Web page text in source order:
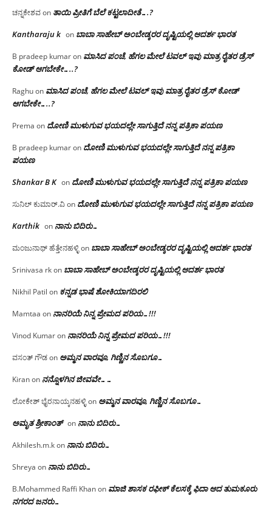
ಚನ್ನಕೇಶವon ತಾಯಿ ಪ್ರೀತಿಗೆ ಬೆಲೆ ಕಟ್ಟಲಾದೀತೆ….?
Kantharaju k on ಬಾಬಾ ಸಾಹೇಬ್ ಅಂಬೇಡ್ಕರರ ದೃಷ್ಟಿಯಲ್ಲಿ ಆದರ್ಶ ಭಾರತ
B pradeep kumaron ಮಾಸಿದ ಪಂಚೆ, ಹೆಗಲ ಮೇಲೆ ಟವಲ್‌ ಇವು ಮಾತ್ರ ರೈತರ ಡ್ರೆಸ್‌
ಕೋಡ್ ಆಗಬೇಕೇ…..?‌
Raghuon ಮಾಸಿದ ಪಂಚೆ, ಹೆಗಲ ಮೇಲೆ ಟವಲ್‌ ಇವು ಮಾತ್ರ ರೈತರ ಡ್ರೆಸ್‌ ಕೋಡ್
ಆಗಬೇಕೇ…..?‌
Prema on ದೋಣಿ ಮುಳುಗುವ ಭಯದಲ್ಲೇ ಸಾಗುತ್ತಿದೆ ನನ್ನ ಪತ್ರಿಕಾ ಪಯಣ
B pradeep kumaron ದೋಣಿ ಮುಳುಗುವ ಭಯದಲ್ಲೇ ಸಾಗುತ್ತಿದೆ ನನ್ನ ಪತ್ರಿಕಾ
ಪಯಣ
Shankar B K on ದೋಣಿ ಮುಳುಗುವ ಭಯದಲ್ಲೇ ಸಾಗುತ್ತಿದೆ ನನ್ನ ಪತ್ರಿಕಾ ಪಯಣ
ಸುನಿಲ್ ಕುಮಾರ್.ವಿon ದೋಣಿ ಮುಳುಗುವ ಭಯದಲ್ಲೇ ಸಾಗುತ್ತಿದೆ ನನ್ನ ಪತ್ರಿಕಾ ಪಯಣ
Karthik on ನಾನು ಬಿದಿರು…
ಮಂಜುನಾಥ್ ಹೆತ್ತೇನಹಳ್ಳಿon ಬಾಬಾ ಸಾಹೇಬ್ ಅಂಬೇಡ್ಕರರ ದೃಷ್ಟಿಯಲ್ಲಿ ಆದರ್ಶ ಭಾರತ
Srinivasa rkon ಬಾಬಾ ಸಾಹೇಬ್ ಅಂಬೇಡ್ಕರರ ದೃಷ್ಟಿಯಲ್ಲಿ ಆದರ್ಶ ಭಾರತ
Nikhil Patil on ಕನ್ನಡ ಭಾಷೆ ಶೋಕಿಯಾಗದಿರಲಿ
Mamtaa on ನಾನರಿಯೆ ನಿನ್ನ ಪ್ರೇಮದ ಪರಿಯ…!!!
Vinod Kumaron ನಾನರಿಯೆ ನಿನ್ನ ಪ್ರೇಮದ ಪರಿಯ…!!!
ವಸಂತ್ ಗೌಡon ಅಮ್ಮನ ವಾರವೂ, ಗಿಣ್ಣಿನ ಸೊಬಗೂ…
Kiranon ನನ್ನೊಳಗಿನ ಜೀವವೇ……
ಲೋಕೇಶ್ ಭೈರನಾಯ್ಕನಹಳ್ಳಿon ಅಮ್ಮನ ವಾರವೂ, ಗಿಣ್ಣಿನ ಸೊಬಗೂ…
ಅಮೃತ ಶ್ರೀಕಾಂತ್ on ನಾನು ಬಿದಿರು…
Akhilesh.m.kon ನಾನು ಬಿದಿರು…
Shreya on ನಾನು ಬಿದಿರು…
B.Mohammed Raffi Khanon ಮಾಜಿ ಶಾಸಕ ರಫೀಕ್ ಕೆಲಸಕ್ಕೆ ಫಿದಾ ಆದ ತುಮಕೂರು
ನಗರದ ಜನರು…